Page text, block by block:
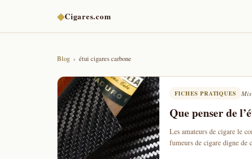
◆Cigares.com
Blog étui cigares carbone
FICHES PRATIQUES
Que penser de
Les amateurs de cigare le
fumeurs de cigare digne